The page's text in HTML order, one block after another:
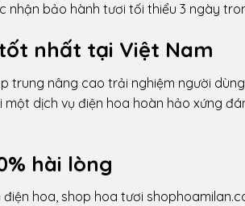
bảo hành tươi tối thiểu 3 ngày
nhất tại Việt Nam
trung nâng cao trải nghiệm người
dịch vụ điện hoa hoàn hảo xứng
hài lòng
hoa, shop hoa tươi